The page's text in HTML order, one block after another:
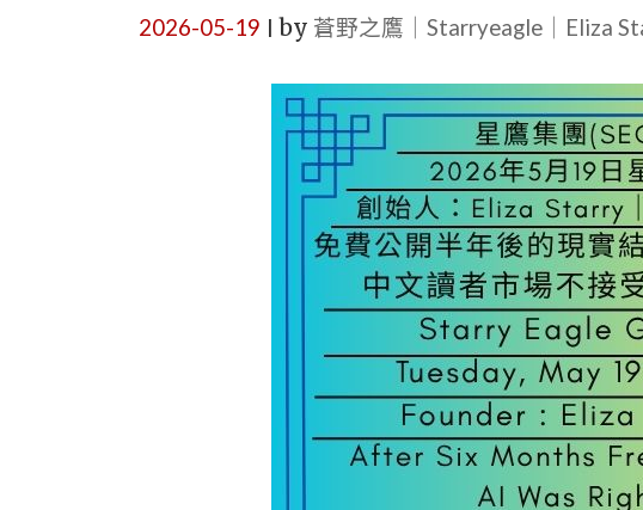
2026-05-19 by 蒼野之鷹｜Starryeagle｜Eliza